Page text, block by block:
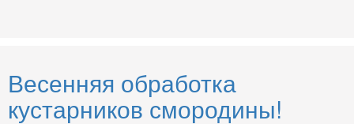
Весенняя обработка
кустарников смородины!